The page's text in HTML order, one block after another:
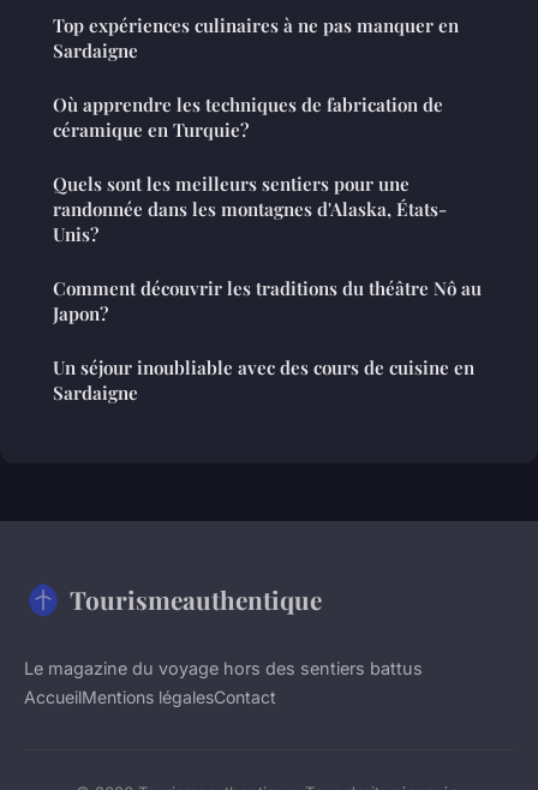
Top expériences culinaires à ne pas manquer en
Sardaigne
Où apprendre les techniques de fabrication de
céramique en Turquie?
Quels sont les meilleurs sentiers pour une
randonnée dans les montagnes d'Alaska, États-
Unis?
Comment découvrir les traditions du théâtre Nô au
Japon?
Un séjour inoubliable avec des cours de cuisine en
Sardaigne
Tourismeauthentique
Le magazine du voyage hors des sentiers battus
AccueilMentions légalesContact